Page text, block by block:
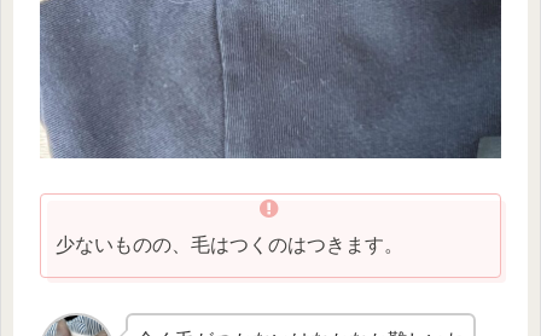
少ないものの、毛はつくのはつきます。